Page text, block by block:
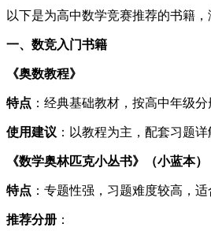
以下是为高中数学竞赛推荐的书籍
一、数竞入门书籍
《奥数教程》
特点 ：经典基础教材，按高中年级
使用建议 ：以教程为主，配套习题
《数学奥林匹克小丛书》（小蓝本）
特点 ：专题性强，习题难度较高，
推荐分册 ：